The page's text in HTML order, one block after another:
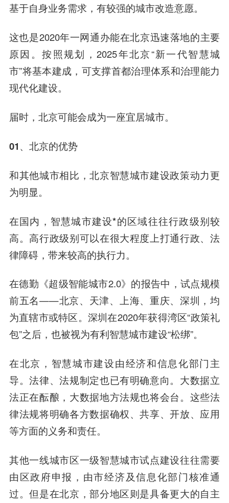
基于自身业务需求，有较强的城市改造意愿。
这也是2020年一网通办能在北京迅速落地的主要
原因。按照规划，2025年北京“新一代智慧城
市”将基本建成，可支撑首都治理体系和治理能力
现代化建设。
届时，北京可能会成为一座宜居城市。
01、 北京的优势
和其他城市相比，北京智慧城市建设政策动力更
为明显。
在国内，智慧城市建设*的区域往往行政级别较
高。高行政级别可以在很大程度上打通行政、法
律障碍，带来较高的执行力。
在德勤《超级智能城市2.0》的报告中，试点规模
前五名——北京、天津、上海、重庆、深圳，均
为直辖市或特区。深圳在2020年获得湾区“政策礼
包”之后，也被视为有利智慧城市建设“松绑”。
在北京，智慧城市建设由经济和信息化部门主
导。法律、法规制定也已有明确意向。大数据立
法正在酝酿，大数据地方法规也将会台。这些法
律法规将明确各方数据确权、共享、开放、应用
等方面的义务和责任。
其他一线城市区一级智慧城市试点建设往往需要
由区政府申报，由市经济及信息化部门核准通
过。但是在北京，部分地区则是具备更大的自主